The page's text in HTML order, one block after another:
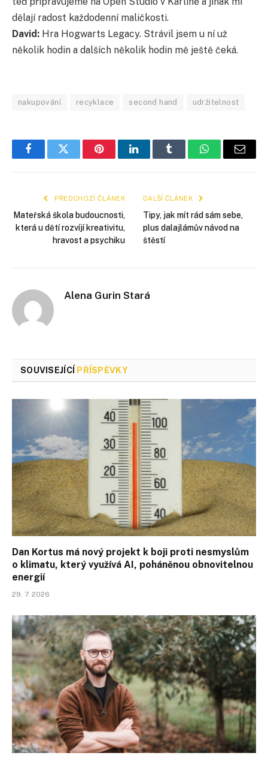
dělají radost každodenní maličkosti.
David: Hra Hogwarts Legacy. Strávil jsem u ní už
několik hodin a dalších několik hodin mě ještě čeká.
nakupování recyklace second hand udržitelnost
FacebookTwitter PinterestLinkedInTumblr WhatsApp
E-
PŘEDCHOZÍ ČLÁNEK
Mateřská škola budoucnosti,
která u dětí rozvíjí kreativitu,
hravost a psychiku
DALŠÍ ČLÁNEK
Tipy, jak mít rád sám sebe,
plus dalajlámův návod na
štěstí
Alena Gurin Stará
SOUVISEJÍCÍ PŘÍSPĚVKY
Dan Kortus má nový projekt k boji proti nesmyslům
o klimatu, který využívá AI, poháněnou obnovitelnou
energií
29. 7. 2026